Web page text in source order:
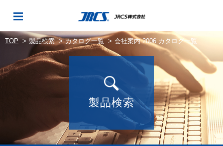
TOP 製品検索 カタログ一覧 会社案内 2006 カタログ一覧
製品検索